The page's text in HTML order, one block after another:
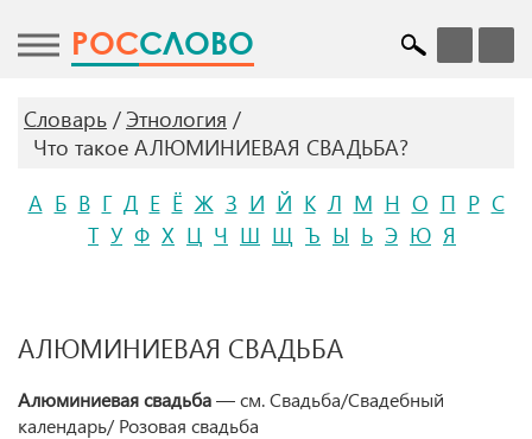
POCСЛОВО
Словарь
Этнология
Что такое АЛЮМИНИЕВАЯ СВАДЬБА?
А Б В Г Д Е Ё Ж З И Й К Л М Н О П Р С
Т У Ф Х Ц Ч Ш Щ Ъ Ы Ь Э Ю Я
АЛЮМИНИЕВАЯ СВАДЬБА
Алюминиевая свадьба— см. Свадьба/Свадебный
календарь/ Розовая свадьба